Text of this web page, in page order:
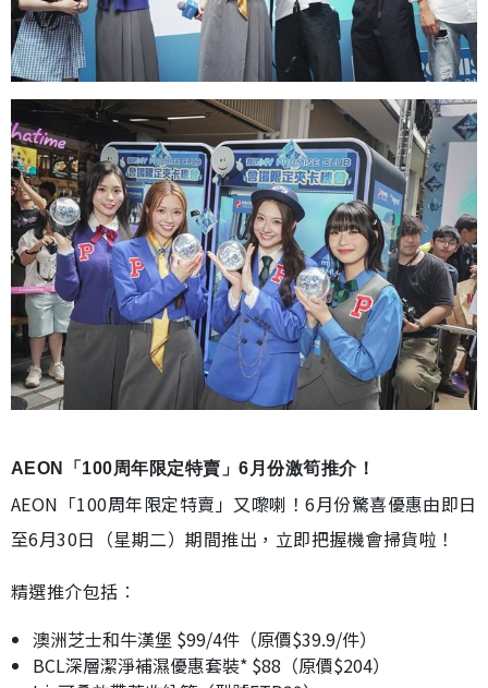
AEON「100周年限定特賣」6月份激筍推介！
AEON「100周年限定特賣」又嚟喇！6月份驚喜優惠由即日
至6月30日（星期二）期間推出，立即把握機會掃貨啦！
精選推介包括︰
澳洲芝士和牛漢堡 $99/4件（原價$39.9/件）
BCL深層潔淨補濕優惠套裝* $88（原價$204）